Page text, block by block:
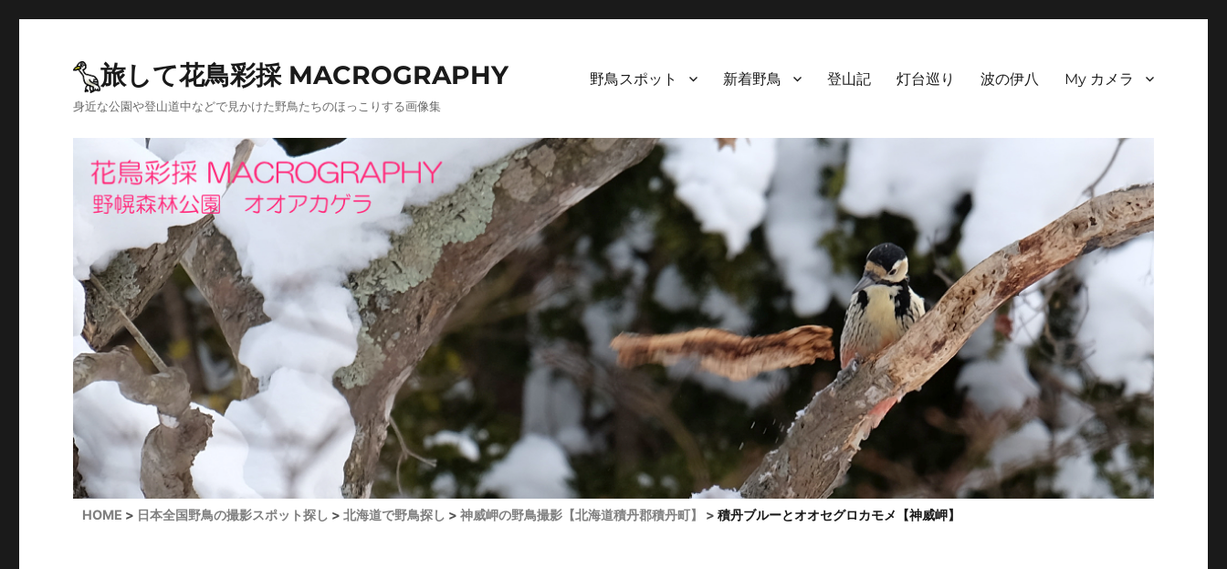
旅して花鳥彩採 MACROGRAPHY
身近な公園や登山道中などで見かけた野鳥たちのほっこりする画像集
野鳥スポット 新着野鳥 登山記 灯台巡り 波の伊八 My カメラ
HOME 日本全国野鳥の撮影スポット探し 北海道で野鳥探し 神威岬の野鳥撮影【北海道積丹郡積丹町】 積丹ブルーとオオセグロカモメ【神威岬】